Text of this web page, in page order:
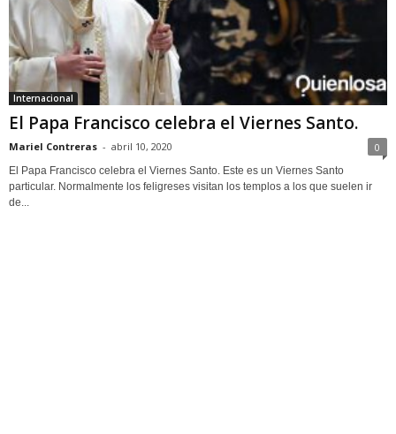
Internacional
El Papa Francisco celebra el Viernes Santo.
Mariel Contreras - abril 10, 2020 0
El Papa Francisco celebra el Viernes Santo. Este es un Viernes Santo
particular. Normalmente los feligreses visitan los templos a los que suelen ir
de...